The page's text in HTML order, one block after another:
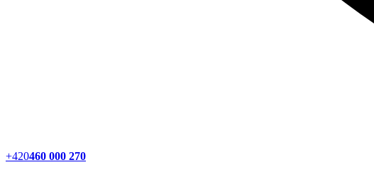
+420460 000 270